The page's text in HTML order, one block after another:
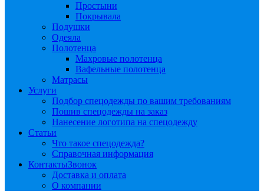
Простыни
Покрывала
Подушки
Одеяла
Полотенца
Махровые полотенца
Вафельные полотенца
Матрасы
Услуги
Подбор спецодежды по вашим требованиям
Пошив спецодежды на заказ
Нанесение логотипа на спецодежду
Статьи
Что такое спецодежда?
Справочная информация
КонтактыЗвонок
Доставка и оплата
О компании